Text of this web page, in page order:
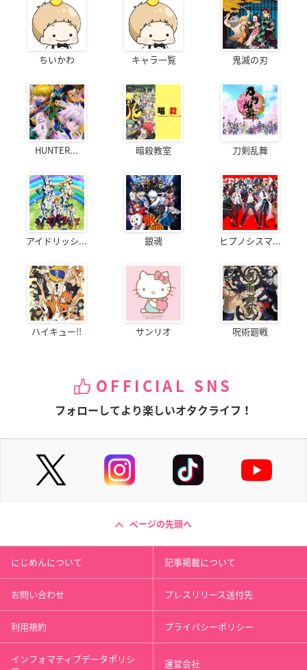
ちいかわ キャラ一覧 鬼滅の刃
HUNTER... 暗殺教室 刀剣乱舞
アイドリッシ... 銀魂 ヒプノシスマ...
ハイキュー!! サンリオ 呪術廻戦
OFFICIAL SNS
フォローしてより楽しいオタクライフ！
ページの先頭へ
にじめんについて 記事掲載について
お問い合わせ プレスリリース送付先
利用規約 プライバシーポリシー
インフォマティブデータポリシ 運営会社